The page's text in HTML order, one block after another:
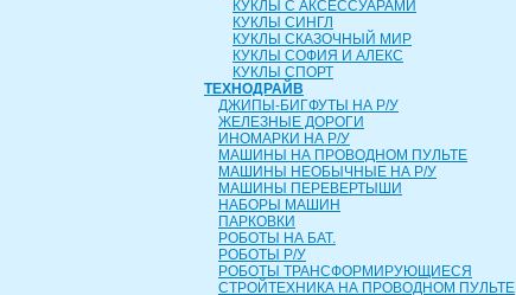
КУКЛЫ С АКСЕССУАРАМИ
КУКЛЫ СИНГЛ
КУКЛЫ СКАЗОЧНЫЙ МИР
КУКЛЫ СОФИЯ И АЛЕКС
КУКЛЫ СПОРТ
ТЕХНОДРАЙВ
ДЖИПЫ-БИГФУТЫ НА Р/У
ЖЕЛЕЗНЫЕ ДОРОГИ
ИНОМАРКИ НА Р/У
МАШИНЫ НА ПРОВОДНОМ ПУЛЬТЕ
МАШИНЫ НЕОБЫЧНЫЕ НА Р/У
МАШИНЫ ПЕРЕВЕРТЫШИ
НАБОРЫ МАШИН
ПАРКОВКИ
РОБОТЫ НА БАТ.
РОБОТЫ Р/У
РОБОТЫ ТРАНСФОРМИРУЮЩИЕСЯ
СТРОЙТЕХНИКА НА ПРОВОДНОМ ПУЛЬТЕ